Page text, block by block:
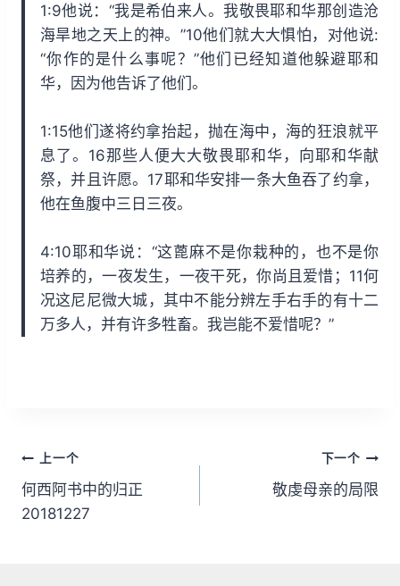
1:9他说：“我是希伯来人。我敬畏耶和华那创造沧
海旱地之天上的神。”10他们就大大惧怕，对他说:
“你作的是什么事呢？”他们已经知道他躲避耶和
华，因为他告诉了他们。
1:15他们遂将约拿抬起，抛在海中，海的狂浪就平
息了。16那些人便大大敬畏耶和华，向耶和华献
祭，并且许愿。17耶和华安排一条大鱼吞了约拿，
他在鱼腹中三日三夜。
4:10耶和华说：“这蓖麻不是你栽种的，也不是你
培养的，一夜发生，一夜干死，你尚且爱惜；11何
况这尼尼微大城，其中不能分辨左手右手的有十二
万多人，并有许多牲畜。我岂能不爱惜呢？”
文
章
导
上一个
何西阿书中的归正
20181227
下一个
敬虔母亲的局限